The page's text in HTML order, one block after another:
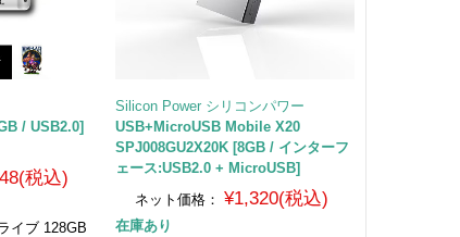
/ USB2.0]
税込)
イブ 128GB
Silicon Power シリコンパワー
USB+MicroUSB Mobile X20
SPJ008GU2X20K [8GB / インターフ
ェース:USB2.0 + MicroUSB]
ネット価格：
¥1,320(税込)
在庫あり